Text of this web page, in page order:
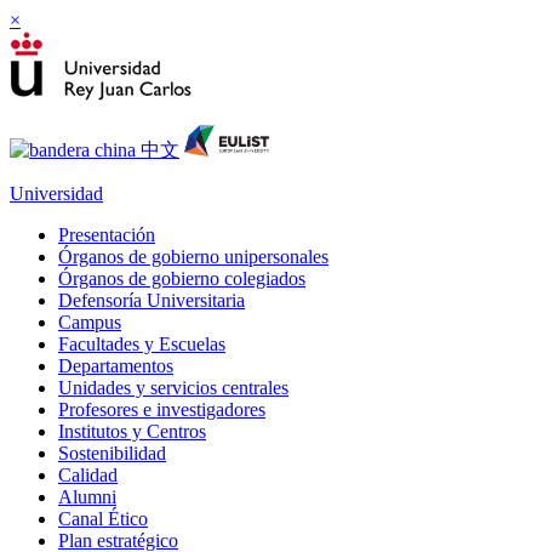
×
Universidad
Presentación
Órganos de gobierno unipersonales
Órganos de gobierno colegiados
Defensoría Universitaria
Campus
Facultades y Escuelas
Departamentos
Unidades y servicios centrales
Profesores e investigadores
Institutos y Centros
Sostenibilidad
Calidad
Alumni
Canal Ético
Plan estratégico